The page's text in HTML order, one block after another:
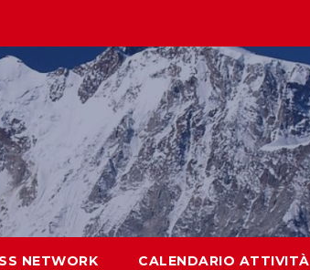
NETWORK CALENDARIO ATTIVITÀ